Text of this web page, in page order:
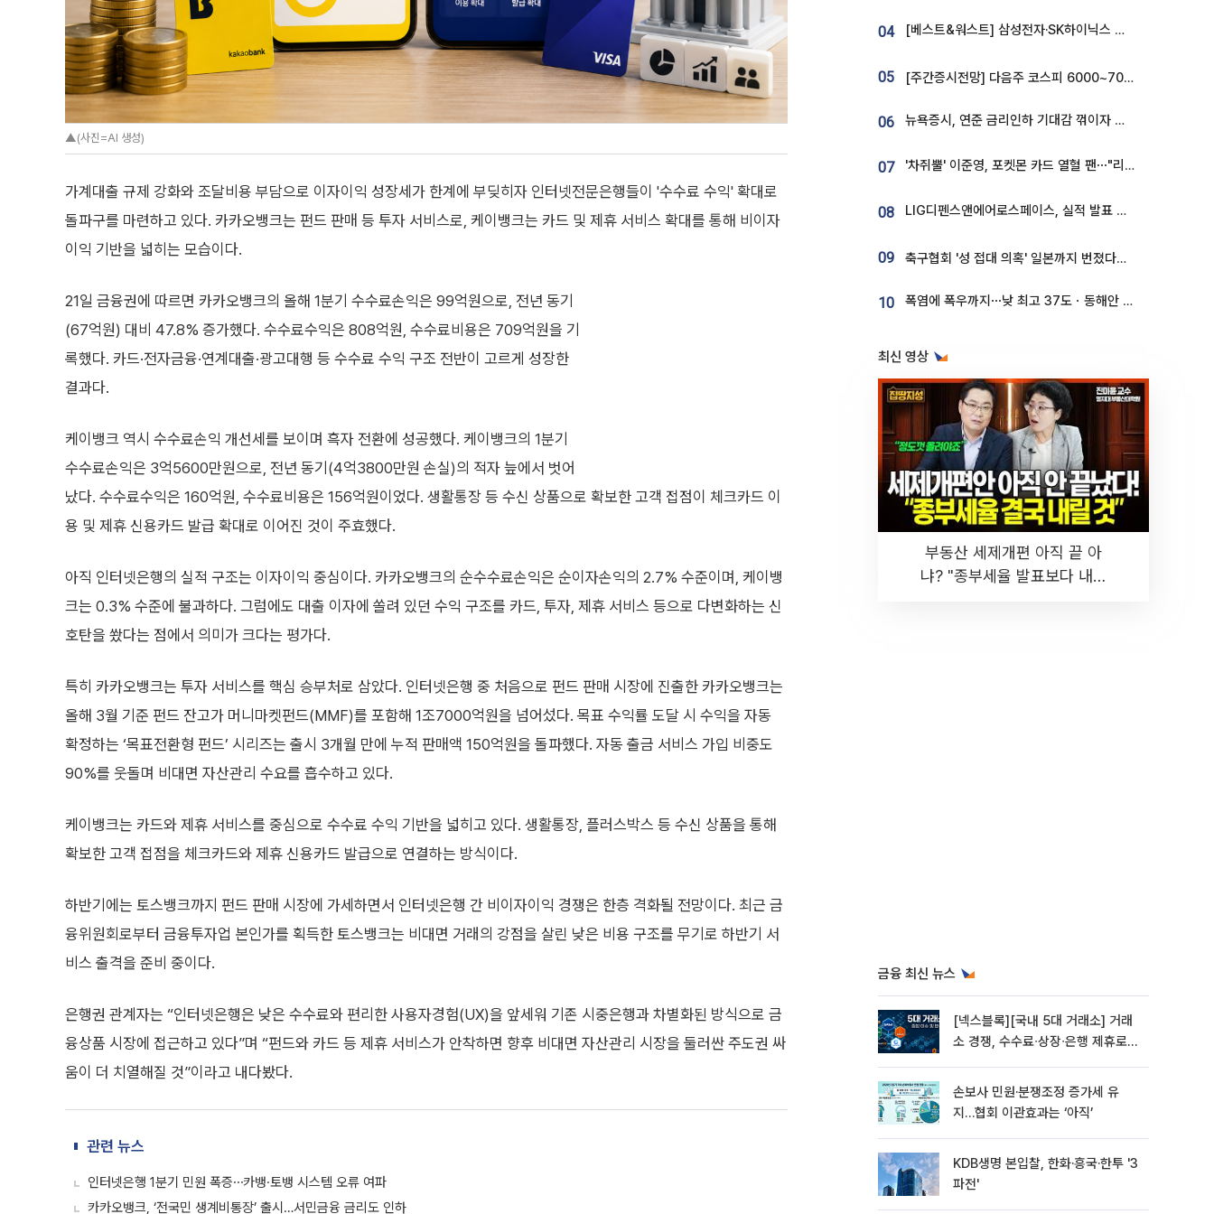
▲(사진=AI 생성)
가계대출 규제 강화와 조달비용 부담으로 이자이익 성장세가 한계에 부딪히자 인터넷전문은행들이 '수수료 수익' 확대로
돌파구를 마련하고 있다. 카카오뱅크는 펀드 판매 등 투자 서비스로, 케이뱅크는 카드 및 제휴 서비스 확대를 통해 비이자
이익 기반을 넓히는 모습이다.
21일 금융권에 따르면 카카오뱅크의 올해 1분기 수수료손익은 99억원으로, 전년 동기
(67억원) 대비 47.8% 증가했다. 수수료수익은 808억원, 수수료비용은 709억원을 기
록했다. 카드·전자금융·연계대출·광고대행 등 수수료 수익 구조 전반이 고르게 성장한
결과다.
케이뱅크 역시 수수료손익 개선세를 보이며 흑자 전환에 성공했다. 케이뱅크의 1분기
수수료손익은 3억5600만원으로, 전년 동기(4억3800만원 손실)의 적자 늪에서 벗어
났다. 수수료수익은 160억원, 수수료비용은 156억원이었다. 생활통장 등 수신 상품으로 확보한 고객 접점이 체크카드 이
용 및 제휴 신용카드 발급 확대로 이어진 것이 주효했다.
아직 인터넷은행의 실적 구조는 이자이익 중심이다. 카카오뱅크의 순수수료손익은 순이자손익의 2.7% 수준이며, 케이뱅
크는 0.3% 수준에 불과하다. 그럼에도 대출 이자에 쏠려 있던 수익 구조를 카드, 투자, 제휴 서비스 등으로 다변화하는 신
호탄을 쐈다는 점에서 의미가 크다는 평가다.
특히 카카오뱅크는 투자 서비스를 핵심 승부처로 삼았다. 인터넷은행 중 처음으로 펀드 판매 시장에 진출한 카카오뱅크는
올해 3월 기준 펀드 잔고가 머니마켓펀드(MMF)를 포함해 1조7000억원을 넘어섰다. 목표 수익률 도달 시 수익을 자동
확정하는 ‘목표전환형 펀드’ 시리즈는 출시 3개월 만에 누적 판매액 150억원을 돌파했다. 자동 출금 서비스 가입 비중도
90%를 웃돌며 비대면 자산관리 수요를 흡수하고 있다.
케이뱅크는 카드와 제휴 서비스를 중심으로 수수료 수익 기반을 넓히고 있다. 생활통장, 플러스박스 등 수신 상품을 통해
확보한 고객 접점을 체크카드와 제휴 신용카드 발급으로 연결하는 방식이다.
하반기에는 토스뱅크까지 펀드 판매 시장에 가세하면서 인터넷은행 간 비이자이익 경쟁은 한층 격화될 전망이다. 최근 금
융위원회로부터 금융투자업 본인가를 획득한 토스뱅크는 비대면 거래의 강점을 살린 낮은 비용 구조를 무기로 하반기 서
비스 출격을 준비 중이다.
은행권 관계자는 “인터넷은행은 낮은 수수료와 편리한 사용자경험(UX)을 앞세워 기존 시중은행과 차별화된 방식으로 금
융상품 시장에 접근하고 있다”며 “펀드와 카드 등 제휴 서비스가 안착하면 향후 비대면 자산관리 시장을 둘러싼 주도권 싸
움이 더 치열해질 것”이라고 내다봤다.
관련 뉴스
인터넷은행 1분기 민원 폭증⋯카뱅·토뱅 시스템 오류 여파
카카오뱅크, ‘전국민 생계비통장’ 출시…서민금융 금리도 인하
04 [베스트&워스트] 삼성전자·SK하이닉스 밀린 한 주…상상인증권은 85% 급등
05 [주간증시전망] 다음주 코스피 6000~7000⋯“外人 수급은 정책이 변수”
06 뉴욕증시, 연준 금리인하 기대감 꺾이자 상승...S&P500 사상 최고치 [종합]
07 '차쥐뿔' 이준영, 포켓몬 카드 열혈 팬⋯"리셀러 처단할 것"
08 LIG디펜스앤에어로스페이스, 실적 발표 후 급락→반등⋯증권가 “28년까지 튼튼”
09 축구협회 '성 접대 의혹' 일본까지 번졌다…日 심판 실명 공개
10 폭염에 폭우까지⋯낮 최고 37도ㆍ동해안 강한 비 [날씨]
최신 영상
부동산 세제개편 아직 끝 아
냐? "종부세율 발표보다 내릴
금융 최신 뉴스
[넥스블록][국내 5대 거래소] 거래
소 경쟁, 수수료∙상장∙은행 제휴로
손보사 민원·분쟁조정 증가세 유
지…협회 이관효과는 ‘아직’
KDB생명 본입찰, 한화·흥국·한투 '3
파전'